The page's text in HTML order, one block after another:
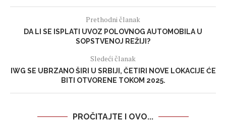
Prethodni članak
DA LI SE ISPLATI UVOZ POLOVNOG AUTOMOBILA U
SOPSTVENOJ REŽIJI?
Sledeći članak
IWG SE UBRZANO ŠIRI U SRBIJI, ČETIRI NOVE LOKACIJE ĆE
BITI OTVORENE TOKOM 2025.
PROČITAJTE I OVO...